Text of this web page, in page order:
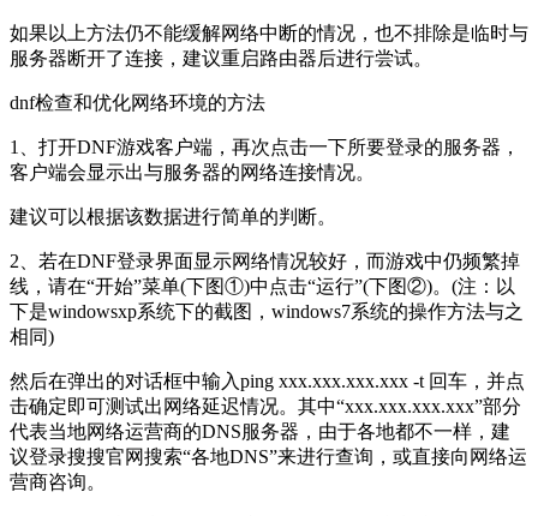
如果以上方法仍不能缓解网络中断的情况，也不排除是临时与
服务器断开了连接，建议重启路由器后进行尝试。
dnf检查和优化网络环境的方法
1、打开DNF游戏客户端，再次点击一下所要登录的服务器，
客户端会显示出与服务器的网络连接情况。
建议可以根据该数据进行简单的判断。
2、若在DNF登录界面显示网络情况较好，而游戏中仍频繁掉
线，请在“开始”菜单(下图①)中点击“运行”(下图②)。(注：以
下是windowsxp系统下的截图，windows7系统的操作方法与之
相同)
然后在弹出的对话框中输入ping xxx.xxx.xxx.xxx -t 回车，并点
击确定即可测试出网络延迟情况。其中“xxx.xxx.xxx.xxx”部分
代表当地网络运营商的DNS服务器，由于各地都不一样，建
议登录搜搜官网搜索“各地DNS”来进行查询，或直接向网络运
营商咨询。